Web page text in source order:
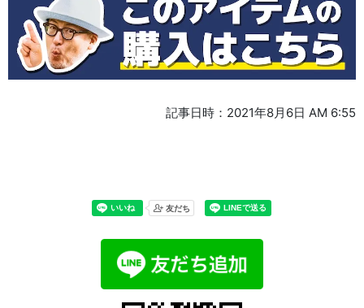
記事日時：2021年8月6日 AM 6:55